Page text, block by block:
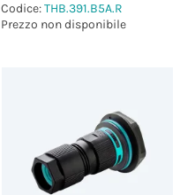
Codice:THB.391.B5A.R
Prezzo non disponibile